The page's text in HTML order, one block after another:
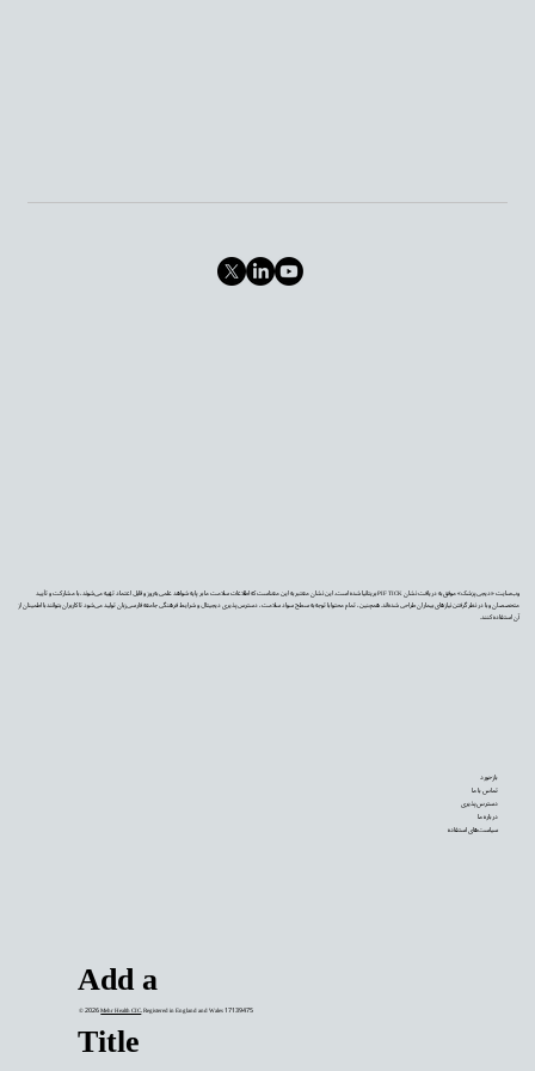
Add a
Title
© 2026Mehr Health CIC. Registered in England and Wales 17139475
وب‌سایت «دیجی‌پزشک» موفق به دریافت نشان PIF TICK بریتانیا شده است. این نشان معتبر به این معناست که اطلاعات سلامت ما بر پایه شواهد علمی به‌روز و قابل اعتماد تهیه می‌شوند، با مشارکت و تأیید
متخصصان و با در نظر گرفتن نیازهای بیماران طراحی شده‌اند. همچنین، تمام محتوا با توجه به سطح سواد سلامت، دسترس‌پذیری دیجیتال و شرایط فرهنگی جامعه فارسی‌زبان تولید می‌شود تا کاربران بتوانند با اطمینان از
آن استفاده کنند.
بازخورد
تماس با ما
دسترس‌پذیری
درباره ما
سیاست‌های استفاده